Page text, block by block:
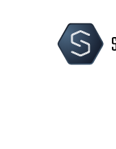
Zpět
Zpět